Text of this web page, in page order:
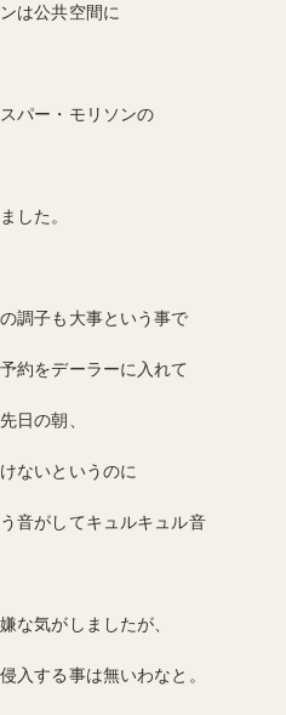
は公共空間に
パー・モリソンの
した。
調子も大事という事で
約をデーラーに入れて
日の朝、
ないというのに
音がしてキュルキュル音
な気がしましたが、
入する事は無いわなと。